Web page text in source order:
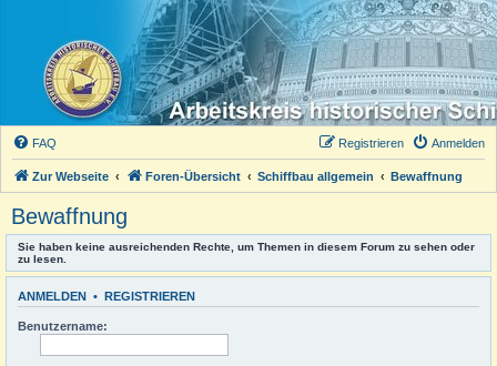
FAQ Anmelden
Registrieren
Zur Webseite Foren-Übersicht Schiffbau allgemein Bewaffnung
Bewaffnung
Sie haben keine ausreichenden Rechte, um Themen in diesem Forum zu sehen oder
zu lesen.
ANMELDEN • REGISTRIEREN
Benutzername: